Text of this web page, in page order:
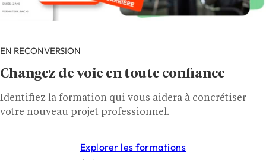
Changez de voie en toute confiance
EN RECONVERSION
Identifiez la formation qui vous aidera à concrétiser
votre nouveau projet professionnel.
Explorer les formations